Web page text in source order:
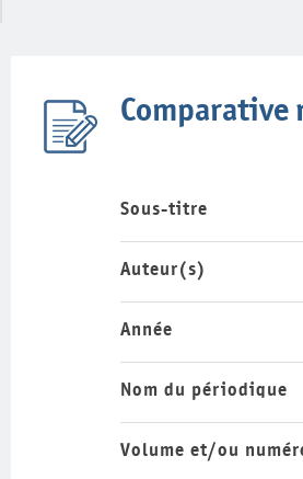
Comparative
Sous-titre
Auteur(s)
Année
Nom du périodique
Volume et/ou